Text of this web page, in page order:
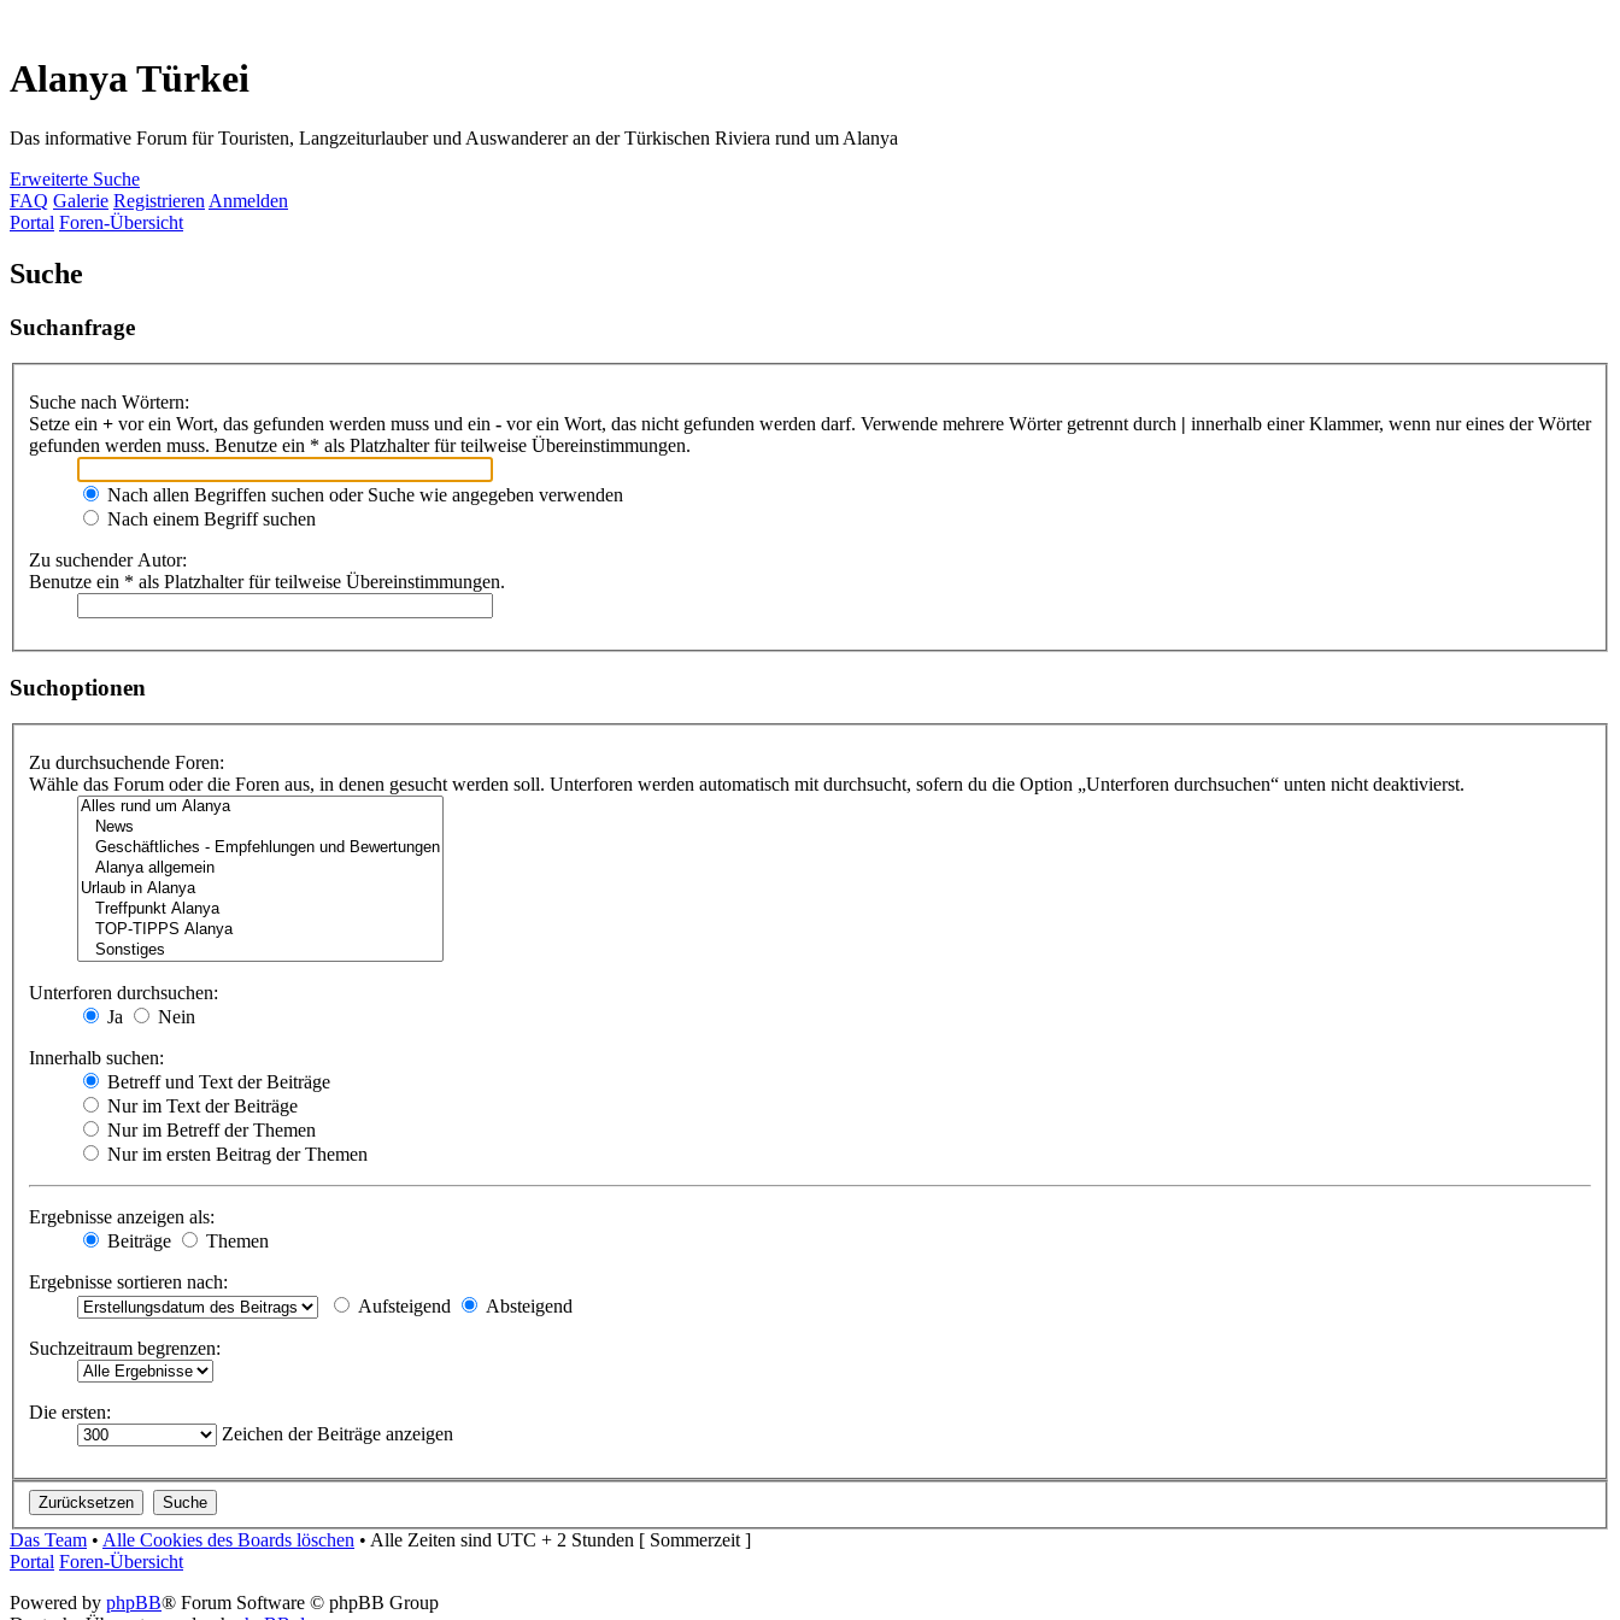
Alanya Türkei
Das informative Forum für Touristen, Langzeiturlauber und Auswanderer an der Türkischen Riviera rund um Alanya
Erweiterte Suche
FAQ Galerie Registrieren Anmelden
Portal Foren-Übersicht
Suche
Suchanfrage
Suche nach Wörtern:
Setze ein + vor ein Wort, das gefunden werden muss und ein - vor ein Wort, das nicht gefunden werden darf. Verwende mehrere Wörter getrennt durch | innerhalb einer Klammer, wenn nur eines der Wörter
gefunden werden muss. Benutze ein * als Platzhalter für teilweise Übereinstimmungen.
Nach allen Begriffen suchen oder Suche wie angegeben verwenden
Nach einem Begriff suchen
Zu suchender Autor:
Benutze ein * als Platzhalter für teilweise Übereinstimmungen.
Suchoptionen
Zu durchsuchende Foren:
Wähle das Forum oder die Foren aus, in denen gesucht werden soll. Unterforen werden automatisch mit durchsucht, sofern du die Option „Unterforen durchsuchen“ unten nicht deaktivierst.
Unterforen durchsuchen:
Ja
Nein
Innerhalb suchen:
Betreff und Text der Beiträge
Nur im Text der Beiträge
Nur im Betreff der Themen
Nur im ersten Beitrag der Themen
Ergebnisse anzeigen als:
Beiträge
Themen
Ergebnisse sortieren nach:
Aufsteigend
Absteigend
Suchzeitraum begrenzen:
Die ersten:
Zeichen der Beiträge anzeigen
Das Team • Alle Cookies des Boards löschen • Alle Zeiten sind UTC + 2 Stunden [ Sommerzeit ]
Portal Foren-Übersicht
Powered by phpBB® Forum Software © phpBB Group